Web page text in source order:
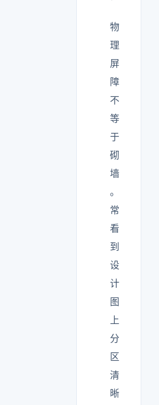
物
理
屏
障
不
等
于
砌
墙
。
常
看
到
设
计
图
上
分
区
清
晰